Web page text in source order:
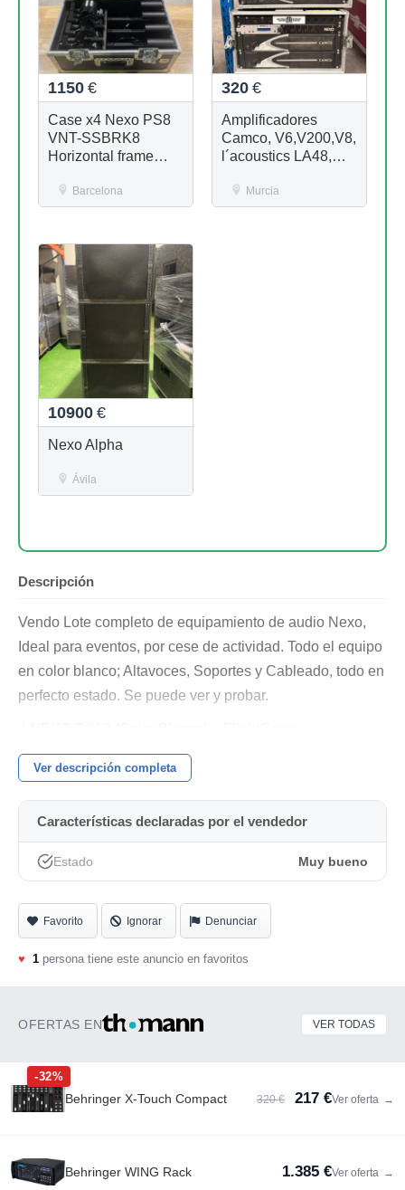
1150 €
Case x4 Nexo PS8
VNT-SSBRK8
Horizontal frame
Barcelona
320 €
Amplificadores
Camco, V6,V200,V8,
l´acoustics LA48,
Murcia
10900 €
Nexo Alpha
Ávila
Descripción
Vendo Lote completo de equipamiento de audio Nexo,
Ideal para eventos, por cese de actividad. Todo el equipo
en color blanco; Altavoces, Soportes y Cableado, todo en
perfecto estado. Se puede ver y probar.
4 NEXO PS8 (Color Blanco) + FligtCase
2 NEXO MPXAMP 4x900w + FlightCase
6 Soportes Altavoz K&M (Color Blanco)
Ver descripción completa
Características declaradas por el vendedor
Estado Muy bueno
Favorito Ignorar Denunciar
♥ 1 persona tiene este anuncio en favoritos
OFERTAS EN VER TODAS
-32%
Behringer X-Touch Compact 320 € 217 €Ver oferta →
Behringer WING Rack 1.385 €Ver oferta →